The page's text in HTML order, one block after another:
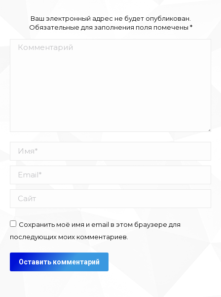
Ваш электронный адрес не будет опубликован.
Обязательные для заполнения поля помечены *
Комментарий
Имя *
Email *
Сайт
Сохранить моё имя и email в этом браузере для
последующих моих комментариев.
Оставить комментарий